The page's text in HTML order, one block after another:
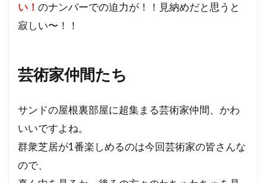
い！ のナンバーでの迫力が！！見納めだと思うと
寂しい〜！！
芸術家仲間たち
サンドの屋根裏部屋に超集まる芸術家仲間、かわ
いいですよね。
群衆芝居が1番楽しめるのは今回芸術家の皆さんな
ので、